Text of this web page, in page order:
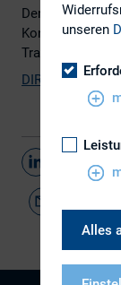
Der DIRK hat
DIRK-
Teilen
unseren
Alles